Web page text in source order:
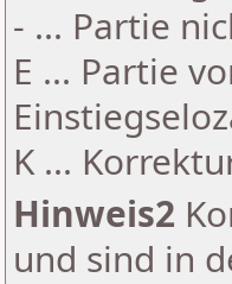
- ... Partie
E ... Partie
K ...
Hinweis2
und sind in